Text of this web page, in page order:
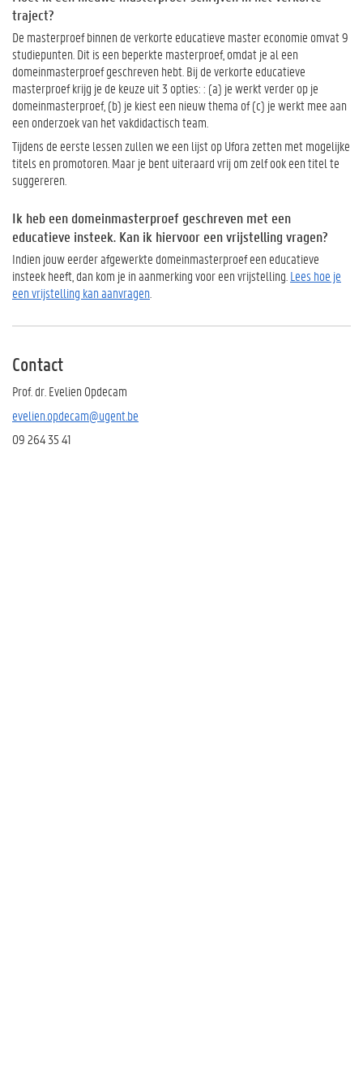
traject?
De masterproef binnen de verkorte educatieve master economie omvat 9
studiepunten. Dit is een beperkte masterproef, omdat je al een
domeinmasterproef geschreven hebt. Bij de verkorte educatieve
masterproef krijg je de keuze uit 3 opties: : (a) je werkt verder op je
domeinmasterproef, (b) je kiest een nieuw thema of (c) je werkt mee aan
een onderzoek van het vakdidactisch team.
Tijdens de eerste lessen zullen we een lijst op Ufora zetten met mogelijke
titels en promotoren. Maar je bent uiteraard vrij om zelf ook een titel te
suggereren.
Ik heb een domeinmasterproef geschreven met een
educatieve insteek. Kan ik hiervoor een vrijstelling vragen?
Indien jouw eerder afgewerkte domeinmasterproef een educatieve
insteek heeft, dan kom je in aanmerking voor een vrijstelling. Lees hoe je
een vrijstelling kan aanvragen
Contact
Prof. dr. Evelien Opdecam
evelien.opdecam@ugent.be
09 264 35 41